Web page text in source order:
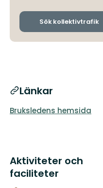
Sök kollektivtrafik
Länkar
Bruksledens hemsida
Aktiviteter och
faciliteter